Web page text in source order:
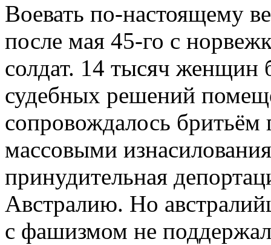
Воевать по-настоящему
после мая 45-го с
солдат. 14 тысяч женщин
судебных решений
сопровождалось бритьём
массовыми
принудительная
Австралию. Но
с фашизмом не